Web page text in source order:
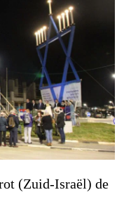
(Zuid-Israël) de